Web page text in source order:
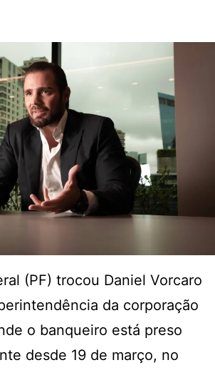
(PF) trocou Daniel Vorcaro
da corporação
o banqueiro está preso
desde 19 de março, no